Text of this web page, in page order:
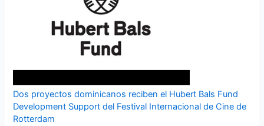
Dos proyectos dominicanos reciben el Hubert Bals Fund
Development Support del Festival Internacional de Cine de
Rotterdam